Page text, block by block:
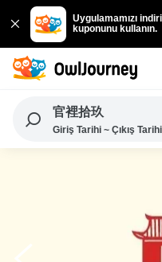
Uygulamamızı
kuponunu kullanın.
官裡拾玖
Giriş Tarihi ~ Çıkış Tarihi